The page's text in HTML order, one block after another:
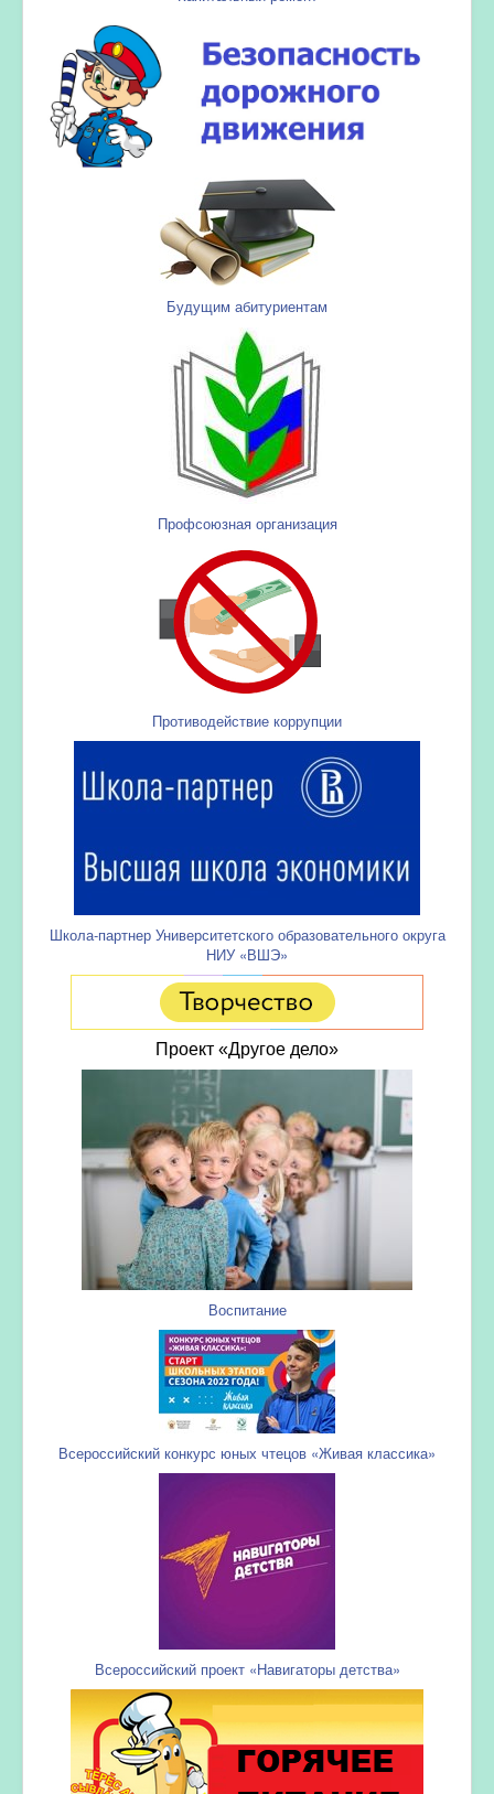
Будущим абитуриентам
Профсоюзная организация
Противодействие коррупции
Школа-партнер Университетского образовательного округа
НИУ «ВШЭ»
Проект «Другое дело»
Воспитание
Всероссийский конкурс юных чтецов «Живая классика»
Всероссийский проект «Навигаторы детства»